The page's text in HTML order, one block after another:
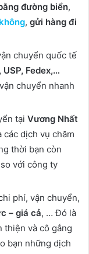
đường biển,
, gửi hàng đi
chuyển quốc tế
Fedex,…
chuyển nhanh
tại Vương Nhất
các dịch vụ chăm
thời bạn còn
với công ty
phí, vận chuyển,
– giá cả, … Đó là
thiện và cô gắng
bạn những dịch